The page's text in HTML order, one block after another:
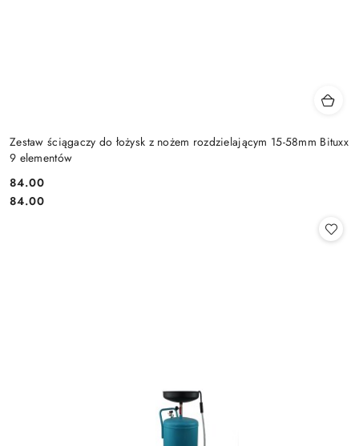
Zestaw ściągaczy do łożysk z nożem rozdzielającym 15-58mm Bituxx
9 elementów
Cena:
84.00
Cena:
84.00